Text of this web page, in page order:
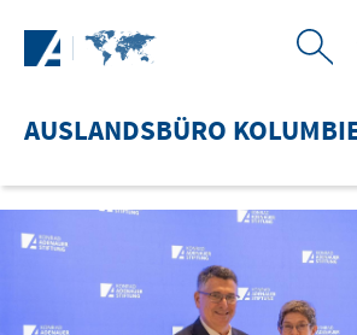
AUSLANDSBÜRO